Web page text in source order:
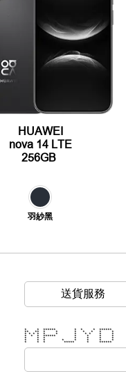
HUAWEI
nova 14 LTE
256GB
羽紗黑
送貨服務
* * ****** * * * ******
** ** * * * * * * *
* * * * * * * * * * *
* * * ****** * * * *
* * * * * * *
* * * * * * * *
* * * ***** * ******